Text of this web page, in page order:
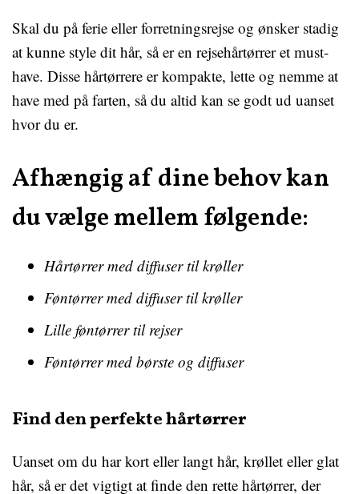
Skal du på ferie eller forretningsrejse og ønsker stadig
at kunne style dit hår, så er en rejsehårtørrer et must-
have. Disse hårtørrere er kompakte, lette og nemme at
have med på farten, så du altid kan se godt ud uanset
hvor du er.
Afhængig af dine behov kan
du vælge mellem følgende:
Hårtørrer med diffuser til krøller
Føntørrer med diffuser til krøller
Lille føntørrer til rejser
Føntørrer med børste og diffuser
Find den perfekte hårtørrer
Uanset om du har kort eller langt hår, krøllet eller glat
hår, så er det vigtigt at finde den rette hårtørrer, der